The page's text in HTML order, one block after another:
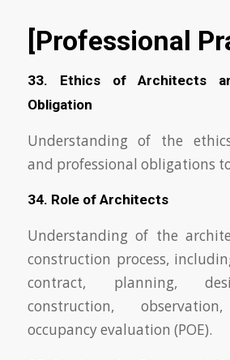
[Professional
33. Ethics of Architects
Obligation
Understanding of the
and professional obligations
34. Role of Architects
Understanding of the
construction process,
contract, planning,
construction,
occupancy evaluation (POE).